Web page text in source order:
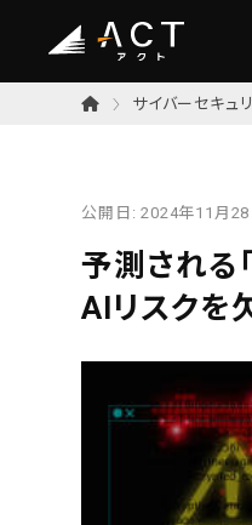
サイバーセキュ
公開日:2024年11月28
予測される
AIリスクを